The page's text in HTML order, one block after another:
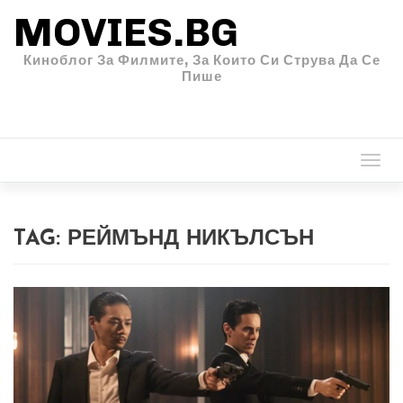
MOVIES.BG
Киноблог За Филмите, За Които Си Струва Да Се
Пише
TAG: РЕЙМЪНД НИКЪЛСЪН